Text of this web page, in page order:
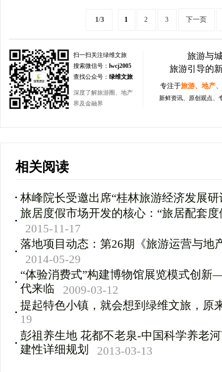
1/3 1 2 3 下一页
扫一扫关注绿维文旅
搜索微信号： lwcj2005
查找公众号： 绿维文旅
深度了解旅游圈、地产
界及金融界
旅游与
旅游引导的
专注于旅游、地产
新鲜资讯、原创观点、
相关阅读
林峰院长受邀出席“桂林旅游经济发展研
旅居度假市场开发的核心：“旅居配套
2015-11-17
落地项目动态：第26期《旅游运营与地
2014-05-29
“体验消费式”构建博物馆展览模式创
代来临
2009-03-12
提起特色小镇，就会想到绿维文旅，原
19
彭祖养生地 花都不老泉-中国科学养老
建性详细规划 2013-03-13